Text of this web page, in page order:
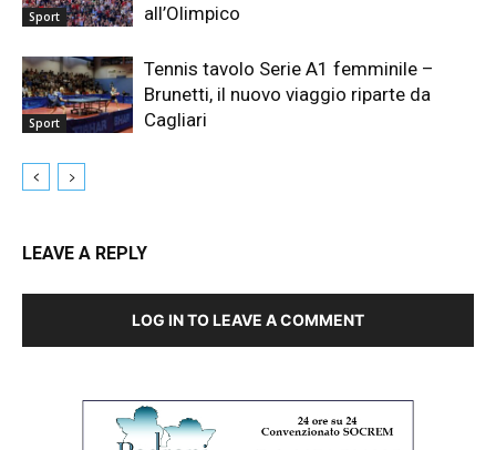
Sport all’Olimpico
Sport
Tennis tavolo Serie A1 femminile –
Brunetti, il nuovo viaggio riparte da
Cagliari
LEAVE A REPLY
LOG IN TO LEAVE A COMMENT